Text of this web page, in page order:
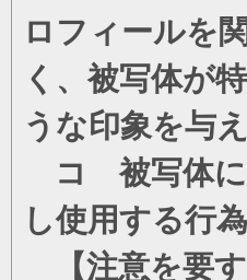
ロフィールを
く、被写体が
うな印象を与
コ 被写体に
し使用する行為
【注意を要す